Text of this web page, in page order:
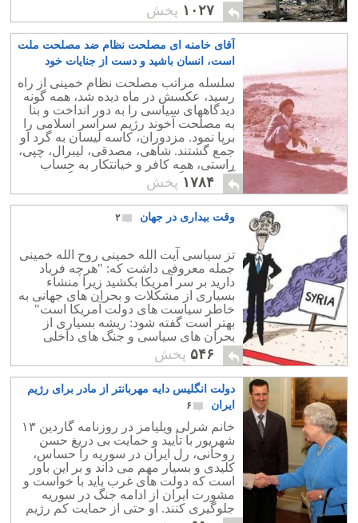
۱۰۲۷ پخش
آقای خامنه ای مصلحت نظام ضد مصلحت ملت
است، انسان باشید و دست از جنایات خود
بردارید
۰
سلسله مراتب مصلحت نظام خمینی از راه
رسید، عکسش در ماه دیده شد، همه گونه
دیدگاههای سیاسی را به دور انداخت و بنا
به مصلحت آخوند رژیم سراسر اسلامی را
برپا نمود. مزدوران، کاسه لیسان به گرد او
جمع گشتند. شاهی، مصدقی، لیبرال، چپی،
راستی، همه کافر و خیانتکار به حساب
آمده، دستگیر، شکنجه، یا اعدام گشتند.
۱۷۸۴ پخش
وقت بیداری در جهان ۲
تز سیاسی آیت الله خمینی روح الله خمینی
جمله معروفی داشت که: "هرچه فریاد
دارید بر سر آمریکا بکشید زیرا منشاء
بسیاری از مشکلات و بحران های جهانی به
خاطر سیاست های دولت آمریکا است"
بهتر است گفته شود: ریشه بسیاری از
بحران های سیاسی و جنگ های داخلی
منطقه و در جهان به خاطر سیاست های
پلید حکومت اسلامی است.
۵۴۶ پخش
دولت انگلیس دایه مهربانتر از مادر برای رژیم
ایران
۶
خانم شرلی ویلیامز در روزنامه گاردین ۱۳
شهریور با تأیید و حمایت بی دریغ حسن
روحانی، رل ایران در سوریه را حساس،
کلیدی و بسیار مهم می داند و بر این باور
است که دولت های غرب باید با خواست و
مشورت ایران از ادامه جنگ در سوریه
جلوگیری کنند. او حتی از حمایت کم رژیم